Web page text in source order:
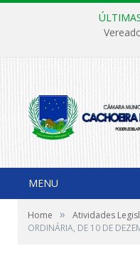
MENU
Home » Atividades
ORDINÁRIA, DE 10 DE